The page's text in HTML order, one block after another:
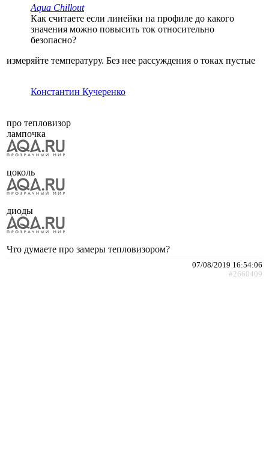
Aqua Chillout
Как считаете если линейки на профиле до какого
значения можно повысить ток относительно
безопасно?
измеряйте температуру. Без нее рассуждения о токах пустые
Константин Кучеренко
про тепловизор
лампочка
цоколь
диоды
Что думаете про замеры тепловизором?
07/08/2019 16:54:06
#2660409